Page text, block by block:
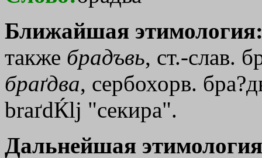
Ближайшая
также брадъвь, ст.-слав.
браґдва, сербохорв.
braґdЌlj "секира".
Дальнейшая